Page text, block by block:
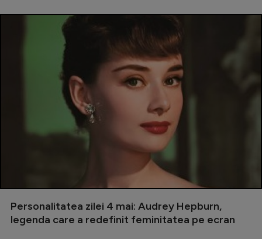
Personalitatea zilei 4 mai: Audrey Hepburn,
legenda care a redefinit feminitatea pe ecran